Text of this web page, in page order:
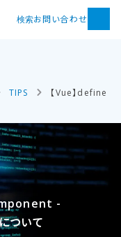
検索お問い合わせ
TIPS 【Vue】
-
ついて